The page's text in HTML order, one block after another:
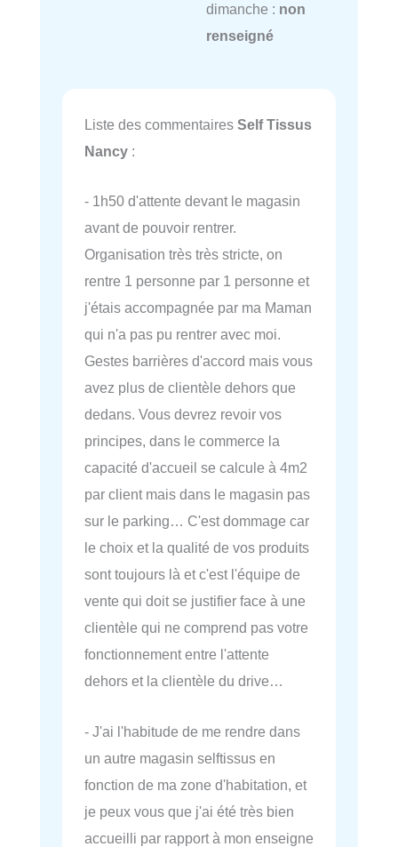
dimanche : non
renseigné
Liste des commentaires Self Tissus
Nancy :
- 1h50 d'attente devant le magasin
avant de pouvoir rentrer.
Organisation très très stricte, on
rentre 1 personne par 1 personne et
j'étais accompagnée par ma Maman
qui n'a pas pu rentrer avec moi.
Gestes barrières d'accord mais vous
avez plus de clientèle dehors que
dedans. Vous devrez revoir vos
principes, dans le commerce la
capacité d'accueil se calcule à 4m2
par client mais dans le magasin pas
sur le parking… C'est dommage car
le choix et la qualité de vos produits
sont toujours là et c'est l'équipe de
vente qui doit se justifier face à une
clientèle qui ne comprend pas votre
fonctionnement entre l'attente
dehors et la clientèle du drive…
- J'ai l'habitude de me rendre dans
un autre magasin selftissus en
fonction de ma zone d'habitation, et
je peux vous que j'ai été très bien
accueilli par rapport à mon enseigne